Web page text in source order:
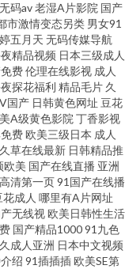
线导航 超碰日韩伪娘精
人毛片基地 九一黄色仓
韩三级av 99瑟瑟图 海角
国产精品熟
码av老湿A片影院 国产
市激情变态另类 男女91
五月天 无码传媒导航
精品视频 日本三级成人
费伦理在线影视 成人
探花福利 精品毛片 久
国产 日韩黄色网址 豆花
A级黄色影院 丁香影视
费欧美三级日本 成人
久草在线最新 日韩精品推
欧美 国产在线直播 亚洲
清第一页91国产在线播
成人 哪里有A片网址
无线视欧美日韩性生活
国产精品100091九色
成人亚洲 日本中文视频
绍 91插插插欧美SE第